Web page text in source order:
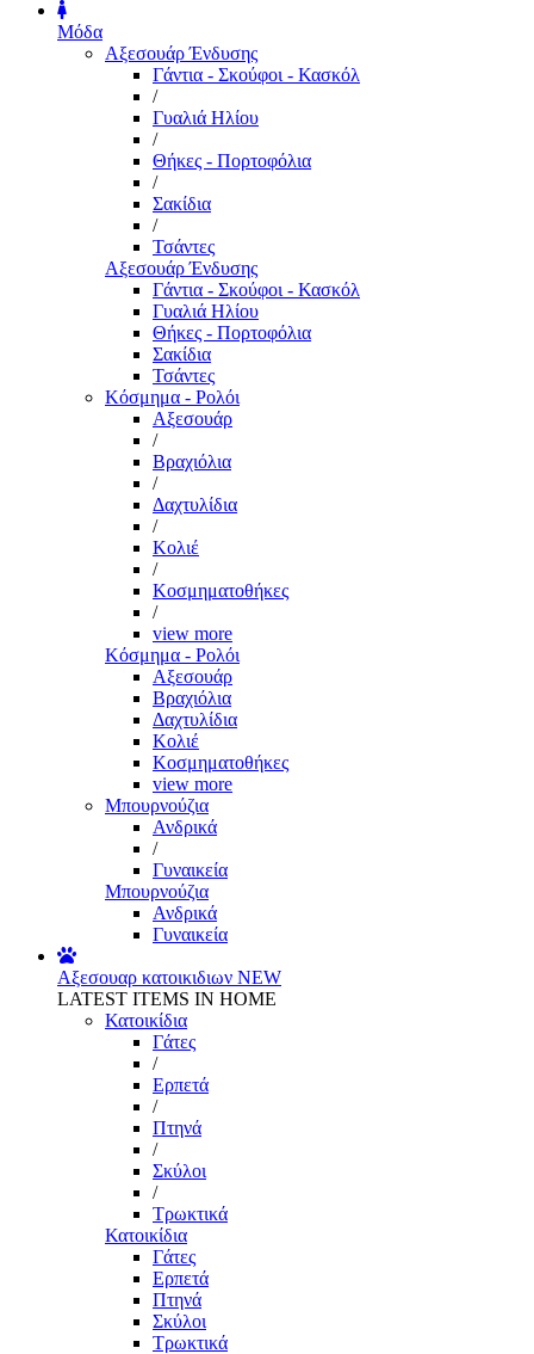
Μόδα
Αξεσουάρ Ένδυσης
Γάντια - Σκούφοι - Κασκόλ
/
Γυαλιά Ηλίου
/
Θήκες - Πορτοφόλια
/
Σακίδια
/
Τσάντες
Αξεσουάρ Ένδυσης
Γάντια - Σκούφοι - Κασκόλ
Γυαλιά Ηλίου
Θήκες - Πορτοφόλια
Σακίδια
Τσάντες
Κόσμημα - Ρολόι
Αξεσουάρ
/
Βραχιόλια
/
Δαχτυλίδια
/
Κολιέ
/
Κοσμηματοθήκες
/
view more
Κόσμημα - Ρολόι
Αξεσουάρ
Βραχιόλια
Δαχτυλίδια
Κολιέ
Κοσμηματοθήκες
view more
Μπουρνούζια
Ανδρικά
/
Γυναικεία
Μπουρνούζια
Ανδρικά
Γυναικεία
Αξεσουαρ κατοικιδιων NEW
LATEST ITEMS IN HOME
Κατοικίδια
Γάτες
/
Ερπετά
/
Πτηνά
/
Σκύλοι
/
Τρωκτικά
Κατοικίδια
Γάτες
Ερπετά
Πτηνά
Σκύλοι
Τρωκτικά